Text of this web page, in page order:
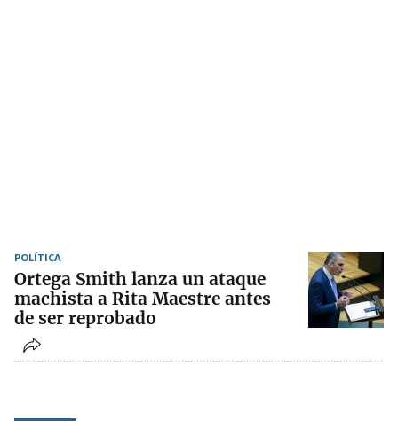
POLÍTICA
Ortega Smith lanza un ataque
machista a Rita Maestre antes
de ser reprobado